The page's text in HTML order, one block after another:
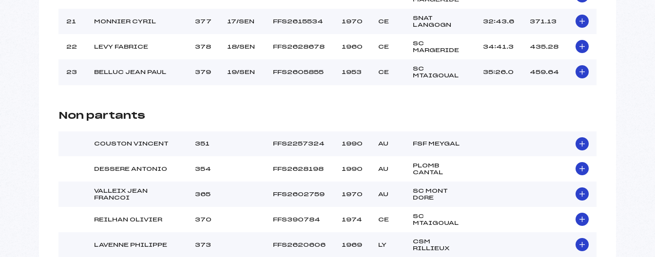
21 MONNIER CYRIL 377 17/SEN FFS2615534 1970 CE
SNAT
LANGOGN
32:43.6 371.13
22 LEVY FABRICE 378 18/SEN FFS2628678 1960 CE
SC
MARGERIDE
34:41.3 435.28
23 BELLUC JEAN PAUL 379 19/SEN FFS2605855 1953 CE
SC
MTAIGOUAL
35:26.0 459.64
Non partants
COUSTON VINCENT 351 FFS2257324 1990 AU FSF MEYGAL
DESSERE ANTONIO 354 FFS2628198 1990 AU
PLOMB
CANTAL
VALLEIX JEAN
FRANCOI
365 FFS2602759 1970 AU
SC MONT
DORE
REILHAN OLIVIER 370 FFS390784 1974 CE
SC
MTAIGOUAL
LAVENNE PHILIPPE 373 FFS2620606 1969 LY
CSM
RILLIEUX